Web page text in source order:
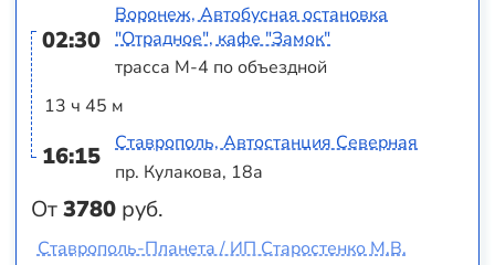
02:30
13 ч 45 м
16:15
От3780 руб.
Воронеж, Автобусная остановка
"Отрадное", кафе "Замок"
трасса М-4 по объездной
Ставрополь, Автостанция Северная
пр. Кулакова, 18а
Ставрополь-Планета / ИП Старостенко М.В.